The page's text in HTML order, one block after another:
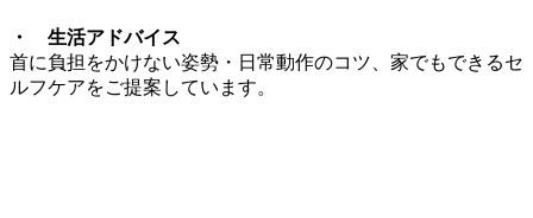
・ 生活アドバイス
首に負担をかけない姿勢・日常動作のコツ、家でもできるセ
ルフケアをご提案しています。